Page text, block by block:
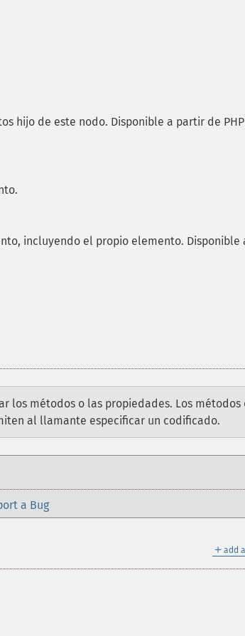
hijo de este nodo. Disponible a partir de PHP
incluyendo el propio elemento. Disponible
los métodos o las propiedades. Los métodos
al llamante especificar un codificado.
a Bug
＋ add